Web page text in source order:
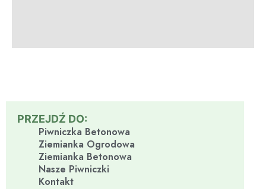
PRZEJDŹ DO:
Piwniczka Betonowa
Ziemianka Ogrodowa
Ziemianka Betonowa
Nasze Piwniczki
Kontakt